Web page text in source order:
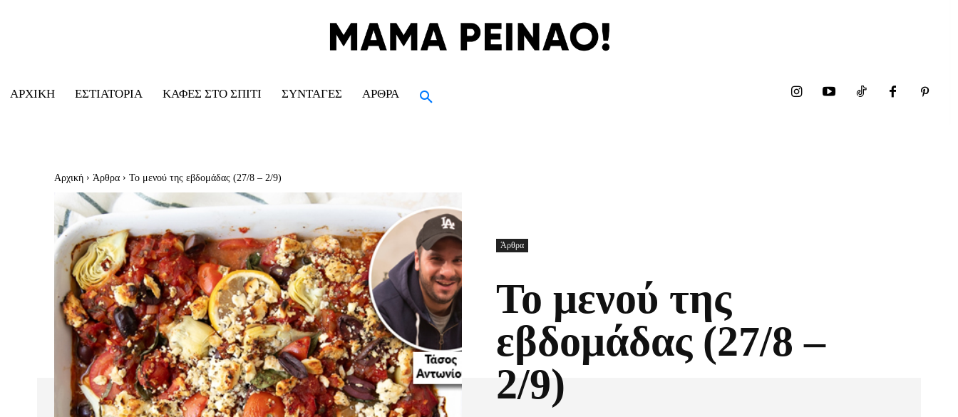
ΑΡΧΙΚΉ ΕΣΤΙΑΤΌΡΙΑ ΚΑΦΈΣ ΣΤΟ ΣΠΊΤΙ ΣΥΝΤΑΓΈΣ ΆΡΘΡΑ
Αρχική Άρθρα Το μενού της εβδομάδας (27/8 – 2/9)
Άρθρα
Το μενού της
εβδομάδας (27/8 –
2/9)